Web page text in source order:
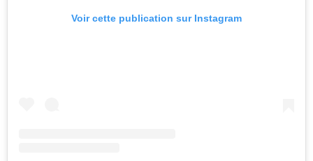
Voir cette publication sur Instagram